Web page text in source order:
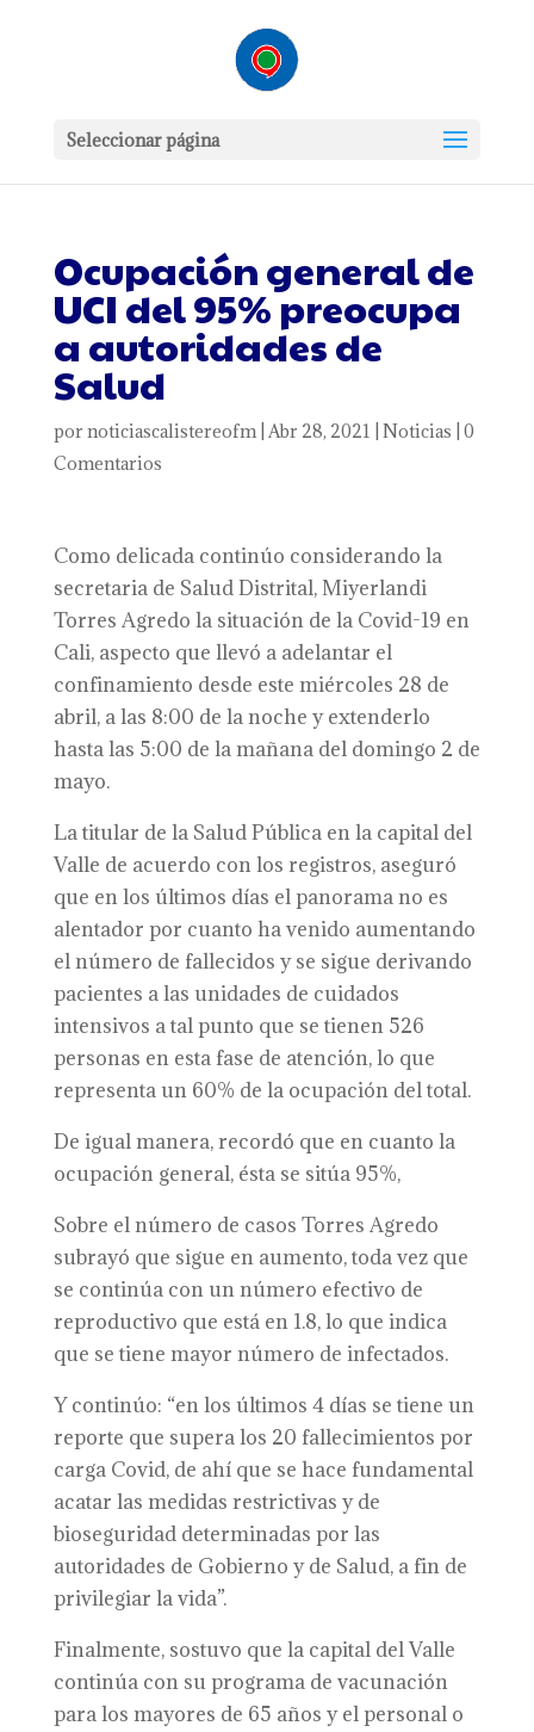
Seleccionar página
Ocupación general de
UCI del 95% preocupa
a autoridades de
Salud
por noticiascalistereofm| Abr 28, 2021 Noticias 0
Comentarios
Como delicada continúo considerando la
secretaria de Salud Distrital, Miyerlandi
Torres Agredo la situación de la Covid-19 en
Cali, aspecto que llevó a adelantar el
confinamiento desde este miércoles 28 de
abril, a las 8:00 de la noche y extenderlo
hasta las 5:00 de la mañana del domingo 2 de
mayo.
La titular de la Salud Pública en la capital del
Valle de acuerdo con los registros, aseguró
que en los últimos días el panorama no es
alentador por cuanto ha venido aumentando
el número de fallecidos y se sigue derivando
pacientes a las unidades de cuidados
intensivos a tal punto que se tienen 526
personas en esta fase de atención, lo que
representa un 60% de la ocupación del total.
De igual manera, recordó que en cuanto la
ocupación general, ésta se sitúa 95%,
Sobre el número de casos Torres Agredo
subrayó que sigue en aumento, toda vez que
se continúa con un número efectivo de
reproductivo que está en 1.8, lo que indica
que se tiene mayor número de infectados.
Y continúo: “en los últimos 4 días se tiene un
reporte que supera los 20 fallecimientos por
carga Covid, de ahí que se hace fundamental
acatar las medidas restrictivas y de
bioseguridad determinadas por las
autoridades de Gobierno y de Salud, a fin de
privilegiar la vida”.
Finalmente, sostuvo que la capital del Valle
continúa con su programa de vacunación
para los mayores de 65 años y el personal o